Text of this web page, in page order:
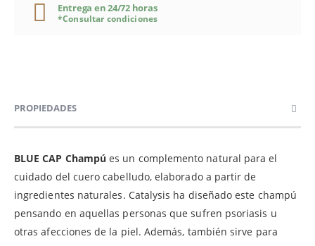
Entrega en 24/72 horas
*Consultar condiciones
PROPIEDADES
BLUE CAP Champúes un complemento natural para el
cuidado del cuero cabelludo, elaborado a partir de
ingredientes naturales. Catalysis ha diseñado este champú
pensando en aquellas personas que sufren psoriasis u
otras afecciones de la piel. Además, también sirve para